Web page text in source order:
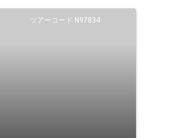
ツアーコード N97834